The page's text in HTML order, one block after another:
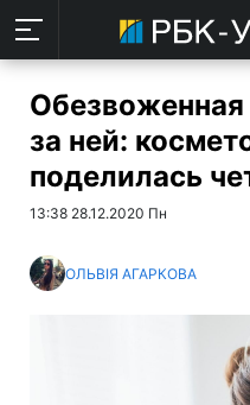
за ней:
поделилась
13:38 28.12.2020 Пн
ОЛЬВІЯ АГАРКОВА